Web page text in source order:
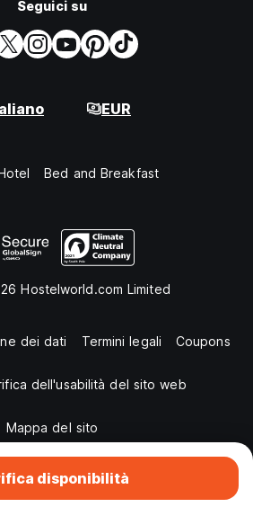
disponibilità
Seguici su
EUR
Bed and Breakfast
Hostelworld.com Limited
dei dati Termini legali Coupons
dell'usabilità del sito web
Mappa del sito